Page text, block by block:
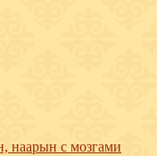
наарын с мозгами